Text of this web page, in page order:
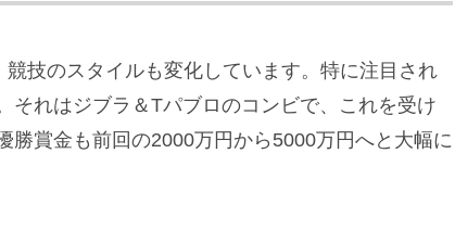
技のスタイルも変化しています。特に注目され
それはジブラ＆Tパブロのコンビで、これを受け
勝賞金も前回の2000万円から5000万円へと大幅に